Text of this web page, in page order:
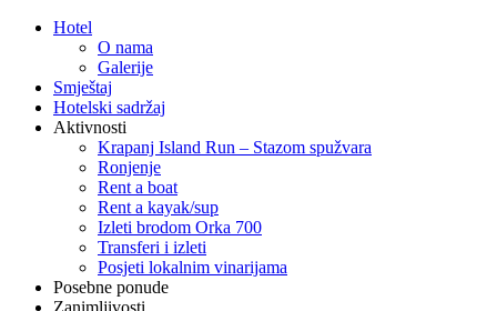
Hotel
O nama
Galerije
Smještaj
Hotelski sadržaj
Aktivnosti
Krapanj Island Run – Stazom spužvara
Ronjenje
Rent a boat
Rent a kayak/sup
Izleti brodom Orka 700
Transferi i izleti
Posjeti lokalnim vinarijama
Posebne ponude
Zanimljivosti